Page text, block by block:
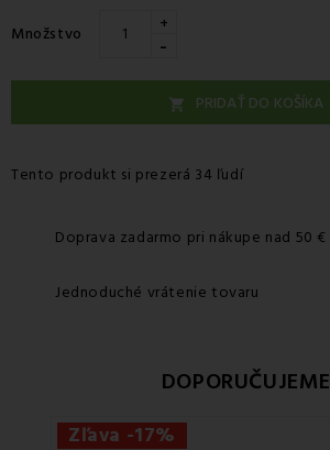
Množstvo +
-
 PRIDAŤ DO KOŠÍKA
Tento produkt si prezerá 34 ľudí
Doprava zadarmo pri nákupe nad 50 €
Jednoduché vrátenie tovaru
DOPORUČUJEME
Zľava -17%